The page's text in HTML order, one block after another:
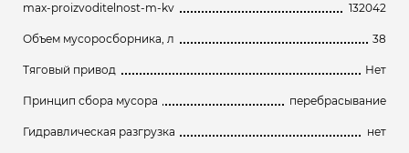
max-proizvoditelnost-m-kv 132042
Объем мусоросборника, л 38
Тяговый привод Нет
Принцип сбора мусора перебрасывание
Гидравлическая разгрузка нет